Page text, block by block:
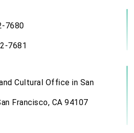
7680
7681
Cultural Office in San
Francisco, CA 94107